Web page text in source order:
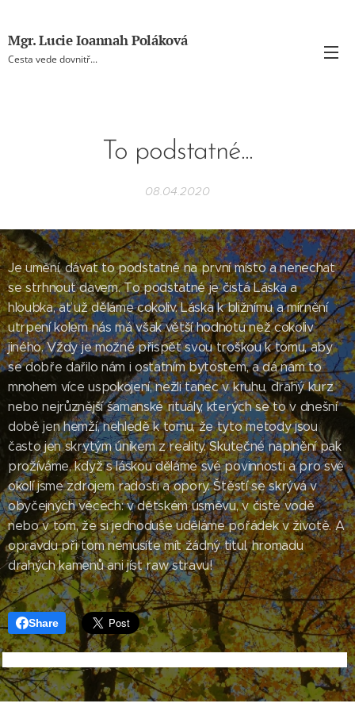
Mgr. Lucie Ioannah Poláková
Cesta vede dovnitř...
To podstatné...
08.04.2020
Je umění, dávat to podstatné na první místo a nenechat
se strhnout davem. To podstatné je čistá Láska a
hloubka, ať už děláme cokoliv. Láska k bližnímu a mírnění
utrpení kolem nás má však větší hodnotu než cokoliv
jiného. Vždy je možné přispět svou troškou k tomu, aby
se dobře dařilo nám i ostatním bytostem, a dá nám to
mnohem více uspokojení, nežli tanec v kruhu, drahý kurz
nebo nejrůznější šamanské rituály, kterých se to v dnešní
době jen hemží, nehledě k tomu, že tyto metody jsou
často jen skrytým únikem z reality. Skutečné naplnění pak
prožíváme, když s láskou děláme své povinnosti a pro své
okolí jsme zdrojem radosti a opory. Štěstí se skrývá v
obyčejných věcech: v dětském úsměvu, v čisté vodě
nebo v tom, že si jednoduše uděláme pořádek v životě. A
opravdu při tom nemusíte mít žádný titul, hromadu
drahých kamenů ani jíst raw stravu!
Share